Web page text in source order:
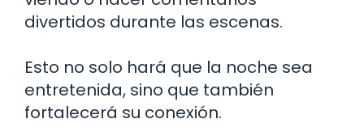
divertidos durante las escenas.
Esto no solo hará que la noche sea
entretenida, sino que también
fortalecerá su conexión.